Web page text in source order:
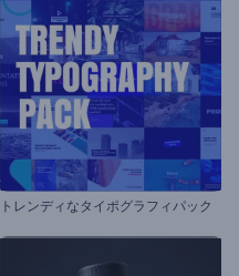
トレンディなタイポグラフィパック